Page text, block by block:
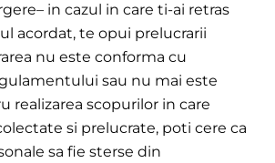
in cazul in care ti-ai retras
acordat, te opui prelucrarii
nu este conforma cu
sau nu mai este
realizarea scopurilor in care
si prelucrate, poti cere ca
sa fie sterse din